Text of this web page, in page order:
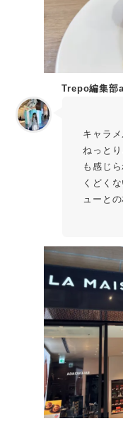
Trepo編集部
キャラ
ねっと
も感じ
くどく
ューと